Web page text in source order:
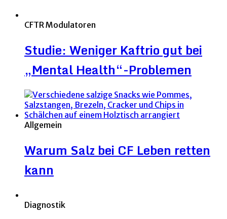
CFTR Modulatoren
Studie: Weniger Kaftrio gut bei
„Mental Health“-Problemen
Allgemein
Warum Salz bei CF Leben retten
kann
Diagnostik